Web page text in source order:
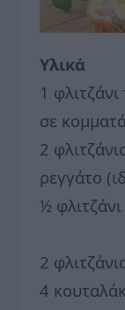
Υλικά
1
σε
2
ρεγγάτο
½
2
4